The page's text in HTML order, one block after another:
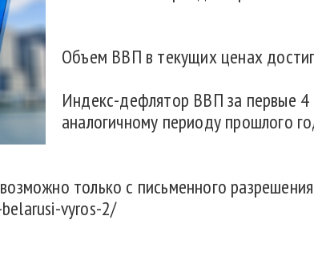
Объем ВВП в текущих ценах
Индекс-дефлятор ВВП за первые
аналогичному периоду прошлого
только с письменного
vyros-2/